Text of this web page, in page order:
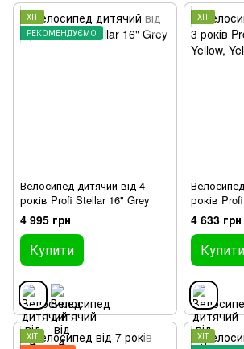
ХІТ
РЕКОМЕНДУЄМО
Велосипед дитячий від 4
років Profi Stellar 16" Grey
4 995 грн
Купити
ХІТ
років
4 633 грн
Купити
ХІТ
ХІТ